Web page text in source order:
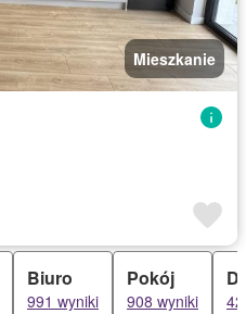
Mieszkanie
Biuro
991 wyniki
Pokój
908 wyniki